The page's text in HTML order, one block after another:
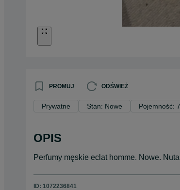
PROMUJ ODŚWIEŻ
Prywatne Stan: Nowe Pojemność:
OPIS
Perfumy męskie eclat homme. Nowe.
ID: 1072236841